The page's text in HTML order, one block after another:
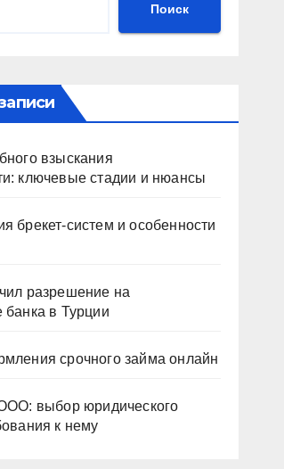
Поиск
взыскания
ключевые стадии и нюансы
брекет-систем и особенности
разрешение на
банка в Турции
срочного займа онлайн
выбор юридического
к нему